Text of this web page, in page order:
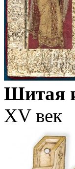
Шитая
XV век